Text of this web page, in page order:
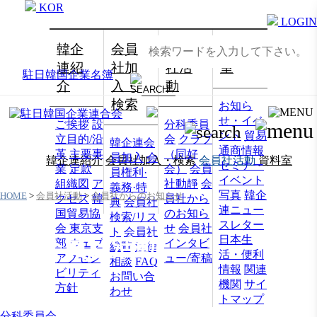
韓企
連紹
介
ご挨拶 設
立目的/沿
革 主要事
業 定款
組織図 ア
クセス 韓
国貿易協
会 東京支
部 ウェブ
アクセシ
ビリティ
方針
会員
社加
入・
検索
韓企連会
員加入 会
員権利·
義務·特
典 会員社
検索/リス
ト 会員社
総覧 法律
相談 FAQ
お問い合
わせ
会員
社活
動
分科委員
会 クラブ
（同好
会） 会員
社動靜 会
員社から
のお知ら
せ 会員社
インタビ
ュー/寄稿
資料
室
お知ら
せ・イベ
ント 貿易
通商情報
セミナー
イベント
写真 韓企
連ニュー
スレター
日本生
活・便利
情報 関連
機関 サイ
トマップ
駐日韓国企業名簿
KOR
LOGIN
韓企連紹介 会員社加入・検索 会員社活動 資料室
HOME > 会員社活動> 会員社からのお知らせ
会員社活動